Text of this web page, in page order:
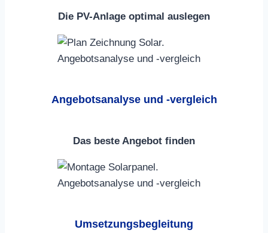
Die PV-Anlage optimal auslegen
Angebotsanalyse und -vergleich
Das beste Angebot finden
Umsetzungsbegleitung